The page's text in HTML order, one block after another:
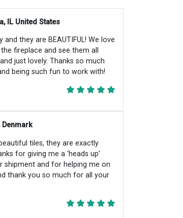
IL United States
they are BEAUTIFUL! We love
fireplace and see them all
just lovely. Thanks so much
being such fun to work with!
tiles, they are exactly
for giving me a ‘heads up’
shipment and for helping me on
thank you so much for all your